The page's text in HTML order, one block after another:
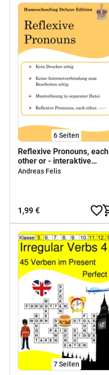
6Seiten
Reflexive Pronouns, each
other or - interaktive
Arbeitsblätter
Andreas Felis
1,99 €
7Seiten